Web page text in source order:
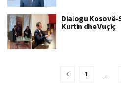
Dialogu Kosovë-
Kurtin dhe Vuçiç
1 …